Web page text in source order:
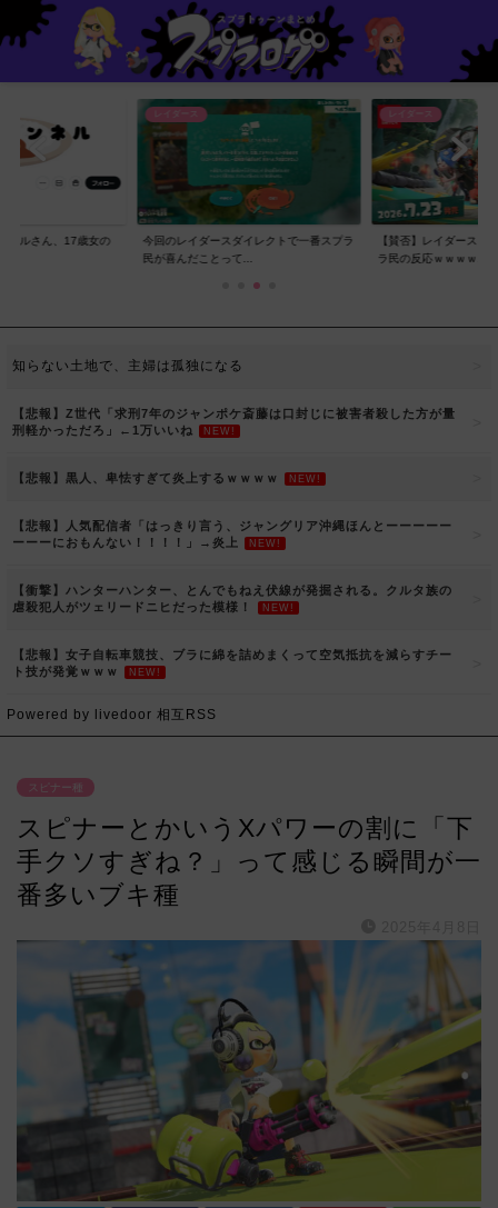
ネルさん、17歳女の
レイダース
今回のレイダースダイレクトで一番スプラ
民が喜んだことって...
レイダース
【賛否】レイダースダ
ラ民の反応ｗｗｗｗ...
知らない土地で、主婦は孤独になる
【悲報】Z世代「求刑7年のジャンポケ斎藤は口封じに被害者殺した方が量
刑軽かっただろ」←1万いいね
NEW!
【悲報】黒人、卑怯すぎて炎上するｗｗｗｗ NEW!
【悲報】人気配信者「はっきり言う、ジャングリア沖縄ほんとーーーーー
ーーーにおもんない！！！！」→炎上
NEW!
【衝撃】ハンターハンター、とんでもねえ伏線が発掘される。クルタ族の
虐殺犯人がツェリードニヒだった模様！
NEW!
【悲報】女子自転車競技、ブラに綿を詰めまくって空気抵抗を減らすチー
ト技が発覚ｗｗｗ
NEW!
Powered by livedoor 相互RSS
スピナー種
スピナーとかいうXパワーの割に「下
手クソすぎね？」って感じる瞬間が一
番多いブキ種